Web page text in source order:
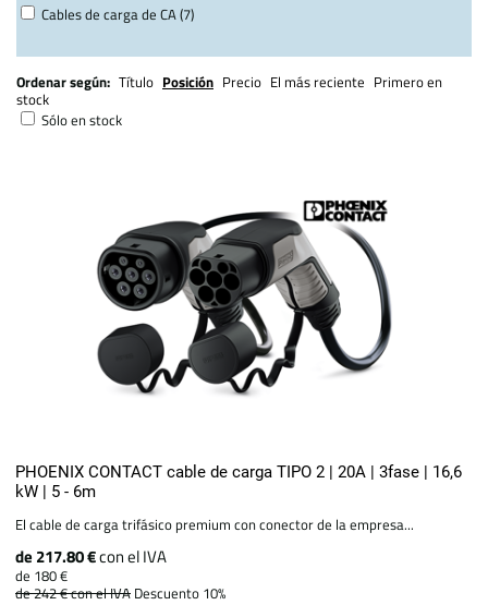
Cables de carga de CA (7)
Ordenar según: Título Posición Precio El más reciente Primero en
stock
Sólo en stock
PHOENIX CONTACT cable de carga TIPO 2 | 20A | 3fase | 16,6
kW | 5 - 6m
El cable de carga trifásico premium con conector de la empresa...
de 217.80 €con el IVA
de 180 €
de 242 €con el IVA Descuento 10%